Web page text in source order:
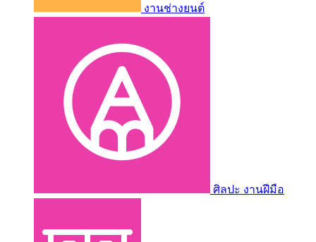
งานช่างยนต์
ศิลปะ งานฝีมือ